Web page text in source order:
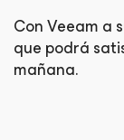
Con Veeam a
que podrá
mañana.